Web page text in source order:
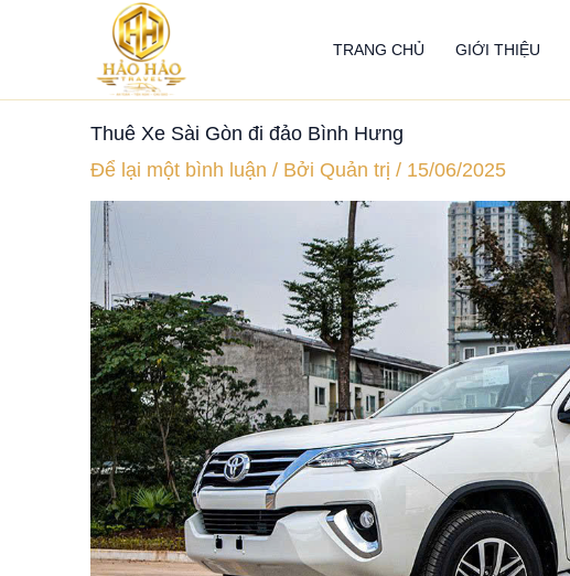
dung
TRANG CHỦ GIỚI THIỆU
Thuê Xe Sài Gòn đi đảo Bình Hưng
Để lại một bình luận / Bởi Quản trị / 15/06/2025